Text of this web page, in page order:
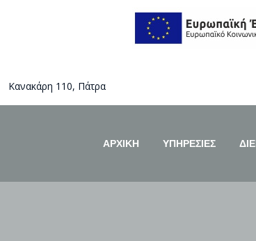
Κανακάρη 110, Πάτρα
ΑΡΧΙΚΗ ΥΠΗΡΕΣΙΕΣ